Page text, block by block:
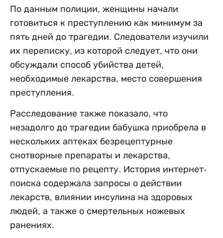
По данным полиции, женщины начали
готовиться к преступлению как минимум за
пять дней до трагедии. Следователи изучили
их переписку, из которой следует, что они
обсуждали способ убийства детей,
необходимые лекарства, место совершения
преступления.
Расследование также показало, что
незадолго до трагедии бабушка приобрела в
нескольких аптеках безрецептурные
снотворные препараты и лекарства,
отпускаемые по рецепту. История интернет-
поиска содержала запросы о действии
лекарств, влиянии инсулина на здоровых
людей, а также о смертельных ножевых
ранениях.